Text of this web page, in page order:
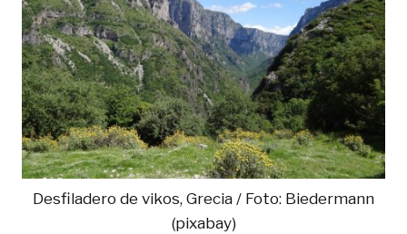
Desfiladero de vikos, Grecia / Foto: Biedermann
(pixabay)